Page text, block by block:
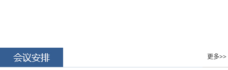
更多>>